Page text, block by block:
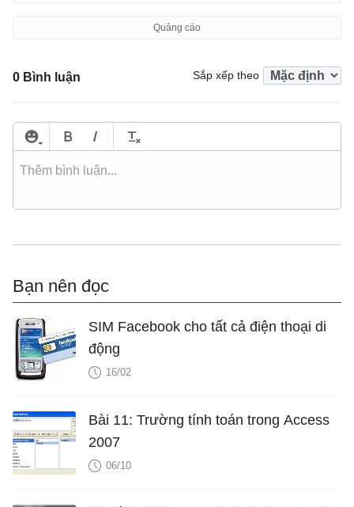
0 Bình luận Sắp xếp theo
Bạn nên đọc
SIM Facebook cho tất cả điện thoại di
động
16/02
Bài 11: Trường tính toán trong Access
2007
06/10